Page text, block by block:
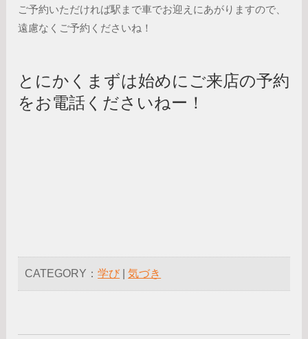
ご予約いただければ駅まで車でお迎えにあがりますので、
遠慮なくご予約くださいね！
とにかくまずは始めにご来店の予約
をお電話くださいねー！
CATEGORY：学び |気づき